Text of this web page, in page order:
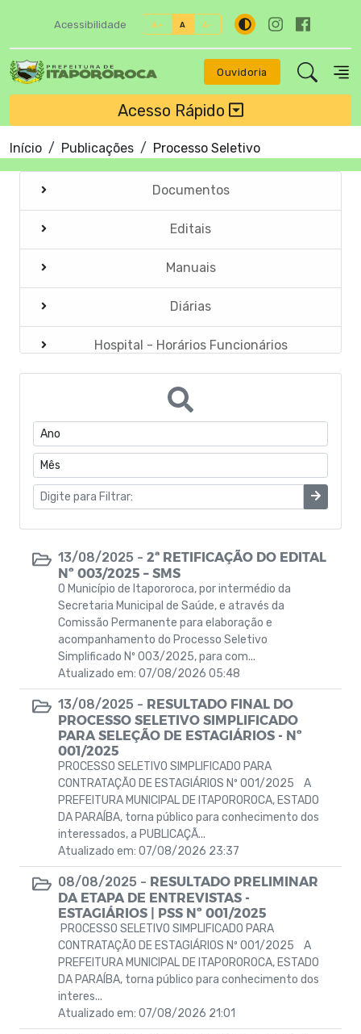
Acessibilidade A+ A A-
Ouvidoria
Acesso Rápido
Início Publicações Processo Seletivo
Documentos
Editais
Manuais
Diárias
Hospital - Horários Funcionários
Portarias do Gabinete
Quadro de Pessoal
Estrutura Organizacional
Concurso Público
Eleições Conselho Tutelar
Programas de Escolas Integrais
Processo Seletivo
Obras
PROCESSO SELETIVO SIMPLIFICADO– EDITAL
Nº 002/2025 – SME
Horários Funcionários
Mensário oficial
Campanhas
Diário oficial
Portal do Contribuinte
PNAB 2026
13/08/2025 -2ª RETIFICAÇÃO DO EDITAL
Nº 003/2025 – SMS
O Município de Itapororoca, por intermédio da
Secretaria Municipal de Saúde, e através da
Comissão Permanente para elaboração e
acompanhamento do Processo Seletivo
Simplificado Nº 003/2025, para com...
Atualizado em: 07/08/2026 05:48
13/08/2025 - RESULTADO FINAL DO
PROCESSO SELETIVO SIMPLIFICADO
PARA SELEÇÃO DE ESTAGIÁRIOS - Nº
001/2025
PROCESSO SELETIVO SIMPLIFICADO PARA
CONTRATAÇÃO DE ESTAGIÁRIOS Nº 001/2025 A
PREFEITURA MUNICIPAL DE ITAPOROROCA, ESTADO
DA PARAÍBA, torna público para conhecimento dos
interessados, a PUBLICAÇÃ...
Atualizado em: 07/08/2026 23:37
08/08/2025 - RESULTADO PRELIMINAR
DA ETAPA DE ENTREVISTAS -
ESTAGIÁRIOS | PSS Nº 001/2025
PROCESSO SELETIVO SIMPLIFICADO PARA
CONTRATAÇÃO DE ESTAGIÁRIOS Nº 001/2025 A
PREFEITURA MUNICIPAL DE ITAPOROROCA, ESTADO
DA PARAÍBA, torna público para conhecimento dos
interes...
Atualizado em: 07/08/2026 21:01